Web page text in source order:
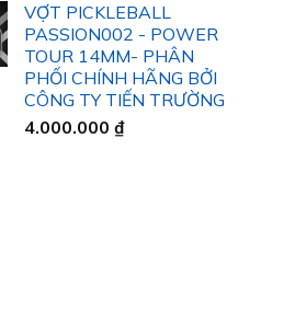
32.000 ₫
đến
40.000 ₫
VỢT PICKLEBALL
PASSION002 - POWER
TOUR 14MM- PHÂN
PHỐI CHÍNH HÃNG BỞI
CÔNG TY TIẾN TRƯỜNG
4.000.000 ₫